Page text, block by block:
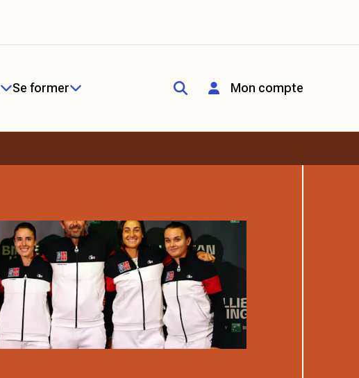
Se former Mon compte